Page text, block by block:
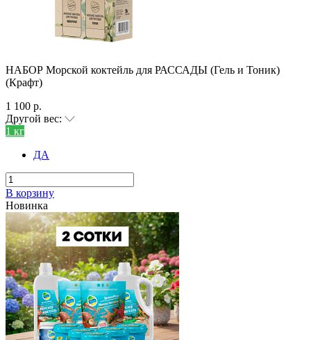
НАБОР Морской коктейль для РАССАДЫ (Гель и Тоник)
(Крафт)
1 100 р.
Другой вес:
1 кг
ДА
В корзину
Новинка